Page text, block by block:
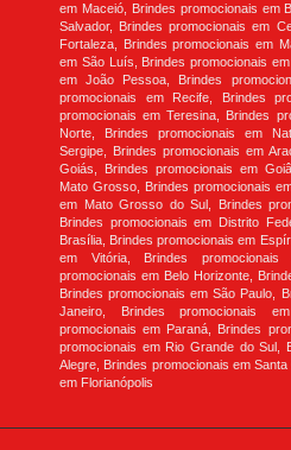
em Maceió, Brindes promocionais em
Salvador, Brindes promocionais em
Fortaleza, Brindes promocionais em
em São Luís, Brindes promocionais
em João Pessoa, Brindes
promocionais em Recife, Brindes
promocionais em Teresina, Brindes
Norte, Brindes promocionais em
Sergipe, Brindes promocionais em
Goiás, Brindes promocionais em
Mato Grosso, Brindes promocionais
em Mato Grosso do Sul, Brindes
Brindes promocionais em Distrito
Brasília, Brindes promocionais em
em Vitória, Brindes
promocionais em Belo Horizonte,
Brindes promocionais em São Paulo,
Janeiro, Brindes promocionais
promocionais em Paraná, Brindes
promocionais em Rio Grande do Sul,
Alegre, Brindes promocionais em
em Florianópolis